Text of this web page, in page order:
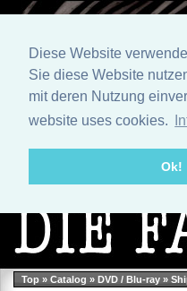
Diese Website
Sie diese Website
mit deren Nutzung
website uses cookies.
Ok!
Top » Catalog » DVD / Blu-ray »